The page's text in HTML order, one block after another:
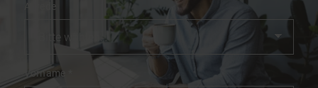
Anrede
Vorname